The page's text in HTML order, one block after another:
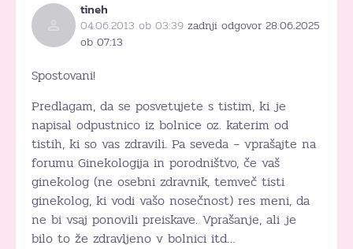
tineh
04.06.2013 ob 03:39 zadnji odgovor 28.06.2025
ob 07:13
Spostovani!
Predlagam, da se posvetujete s tistim, ki je
napisal odpustnico iz bolnice oz. katerim od
tistih, ki so vas zdravili. Pa seveda – vprašajte na
forumu Ginekologija in porodništvo, če vaš
ginekolog (ne osebni zdravnik, temveč tisti
ginekolog, ki vodi vašo nosečnost) res meni, da
ne bi vsaj ponovili preiskave. Vprašanje, ali je
bilo to že zdravljeno v bolnici itd…